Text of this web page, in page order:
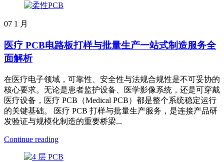
07 1 月
医疗 PCB电路板打样与批量生产一站式制造服务全
面解析
在医疗电子领域，可靠性、安全性与法规合规性是不可妥协的
核心要求。无论是患者监护设备、医学影像系统，还是可穿戴
医疗设备，医疗 PCB（Medical PCB）都是整个系统稳定运行
的关键基础。 医疗 PCB 打样与批量生产服务，是连接产品研
发验证与规模化制造的重要桥梁...
Continue reading